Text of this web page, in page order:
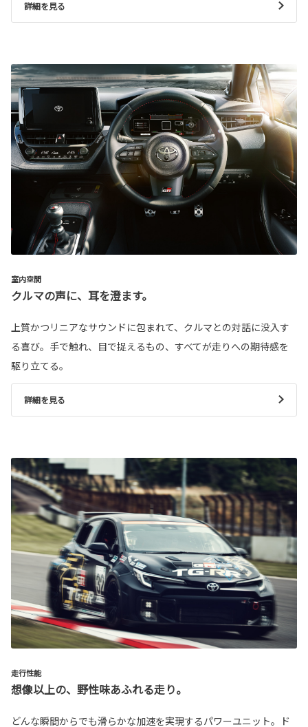
詳細を見る
室内空間
クルマの声に、耳を澄ます。
上質かつリニアなサウンドに包まれて、クルマとの対話に没入す
る喜び。手で触れ、目で捉えるもの、すべてが走りへの期待感を
駆り立てる。
詳細を見る
走行性能
想像以上の、野性味あふれる走り。
どんな瞬間からでも滑らかな加速を実現するパワーユニット。ド